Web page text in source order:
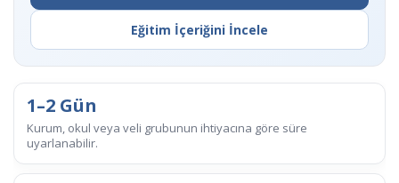
Eğitim İçeriğini İncele
1–2 Gün
Kurum, okul veya veli grubunun ihtiyacına göre süre
uyarlanabilir.